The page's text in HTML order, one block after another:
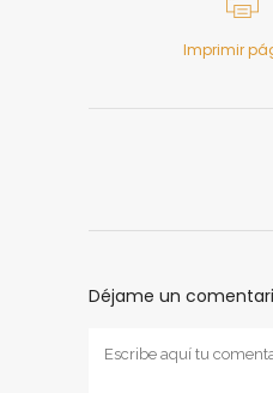
Imprimir
Déjame un